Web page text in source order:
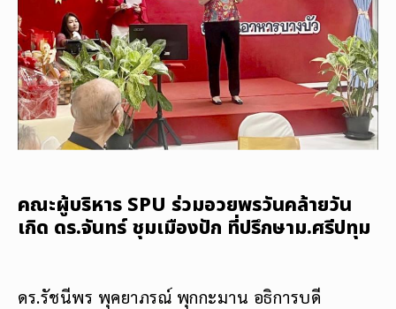
คณะผู้บริหาร SPU ร่วมอวยพรวันคล้ายวัน
เกิด ดร.จันทร์ ชุมเมืองปัก ที่ปรึกษาม.ศรีปทุม
ดร.รัชนีพร พุคยาภรณ์ พุกกะมาน อธิการบดี